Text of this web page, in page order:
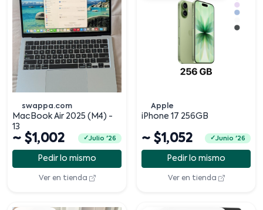
swappa.com
MacBook Air 2025 (M4) -
13
~ $1,002 Julio '26
Pedir lo mismo
Ver en tienda
Apple
iPhone 17 256GB
~ $1,052 Junio '26
Pedir lo mismo
Ver en tienda